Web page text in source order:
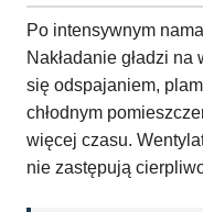
Po intensywnym
Nakładanie gładzi
się odspajaniem,
chłodnym
więcej czasu.
nie zastępują